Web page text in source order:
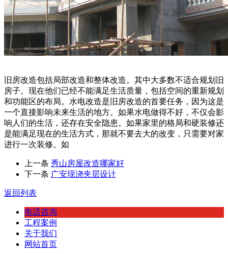
旧房改造包括局部改造和整体改造。其中大多数不适合规划旧
房子。现在他们已经不能满足生活质量，包括空间的重新规划
和功能区的布局。水电改造是旧房改造的首要任务，因为这是
一个直接影响未来生活的地方。如果水电做得不好，不仅会影
响人们的生活，还存在安全隐患。如果家里的格局和硬装修还
是能满足现在的生活方式，那就不要去大的改变，只需要对家
进行一次装修。如
上一条 秀山房屋改造哪家好
下一条 广安现浇夹层设计
返回列表
电话咨询
工程案例
关于我们
网站首页